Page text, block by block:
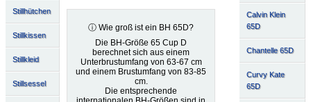
Stillhütchen
Stillkissen
Stillkleid
Stillsessel
Calvin Klein
65D
Chantelle 65D
Curvy Kate
65D
ⓘ Wie groß ist ein BH 65D?
Die BH-Größe 65 Cup D
berechnet sich aus einem
Unterbrustumfang von 63-67 cm
und einem Brustumfang von 83-85
cm.
Die entsprechende